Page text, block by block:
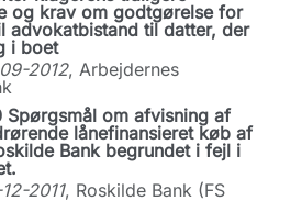
krav om godtgørelse for
advokatbistand til datter, der
i boet
2012, Arbejdernes
Spørgsmål om afvisning af
lånefinansieret køb af
Bank begrundet i fejl i
2011, Roskilde Bank (FS